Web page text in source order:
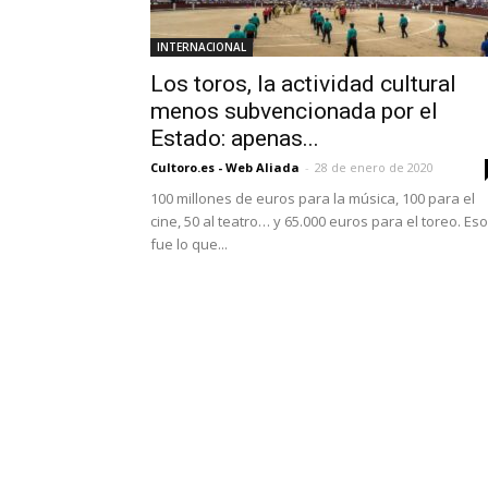
INTERNACIONAL
Los toros, la actividad cultural
menos subvencionada por el
Estado: apenas...
Cultoro.es - Web Aliada - 28 de enero de 2020
100 millones de euros para la música, 100 para el
cine, 50 al teatro… y 65.000 euros para el toreo. Eso
fue lo que...